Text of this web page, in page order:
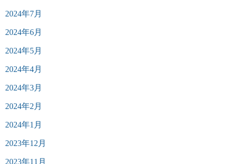
2024年7月
2024年6月
2024年5月
2024年4月
2024年3月
2024年2月
2024年1月
2023年12月
2023年11月